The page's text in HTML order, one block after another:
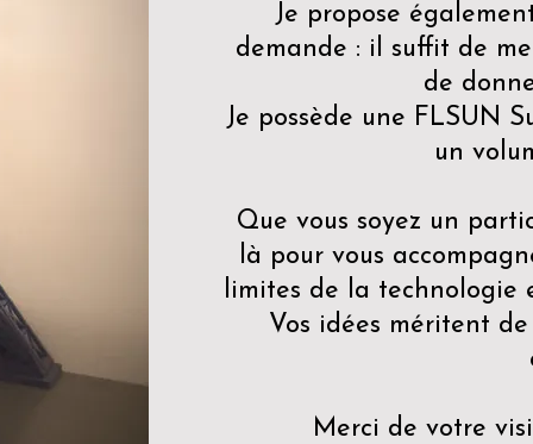
Je propose
demande : il suffit de
de
Je possède une FLSUN
un
Que vous soyez un
là pour vous
limites de la technologie
Vos idées méritent
Merci de votre